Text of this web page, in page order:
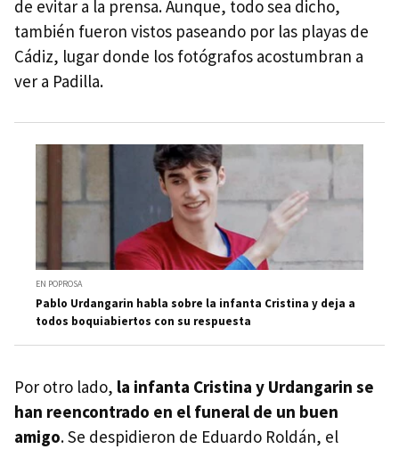
de evitar a la prensa. Aunque, todo sea dicho,
también fueron vistos paseando por las playas de
Cádiz, lugar donde los fotógrafos acostumbran a
ver a Padilla.
EN POPROSA
Pablo Urdangarin habla sobre la infanta Cristina y deja a
todos boquiabiertos con su respuesta
Por otro lado, la infanta Cristina y Urdangarin se
han reencontrado en el funeral de un buen
amigo. Se despidieron de Eduardo Roldán, el